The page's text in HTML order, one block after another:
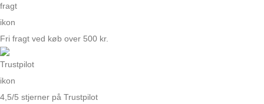
Fri fragt ved køb over 500 kr.
4,5/5 stjerner på Trustpilot